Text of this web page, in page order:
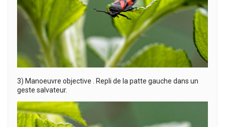
3) Manoeuvre objective . Repli de la patte gauche dans un
geste salvateur.